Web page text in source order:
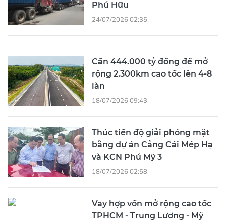
Phú Hữu
24/07/2026 02:35
Cần 444.000 tỷ đồng để mở
rộng 2.300km cao tốc lên 4-8
làn
18/07/2026 09:43
Thúc tiến độ giải phóng mặt
bằng dự án Cảng Cái Mép Hạ
và KCN Phú Mỹ 3
18/07/2026 02:58
Vay hợp vốn mở rộng cao tốc
TPHCM - Trung Lương - Mỹ